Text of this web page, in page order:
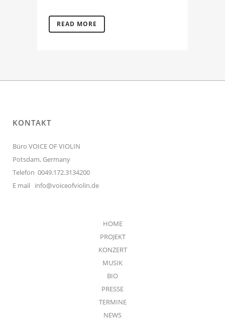
READ MORE
KONTAKT
Büro VOICE OF VIOLIN
Potsdam, Germany
Telefon 0049.172.3134200
E mail info@voiceofviolin.de
HOME
PROJEKT
KONZERT
MUSIK
BIO
PRESSE
TERMINE
NEWS